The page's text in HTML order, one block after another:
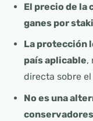
El precio de la
ganes por
La protección
país aplicable,
directa sobre
No es una